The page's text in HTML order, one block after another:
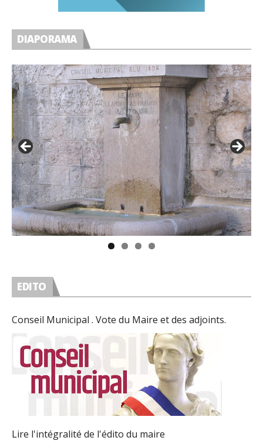
DIAPORAMA
EDITO
Conseil Municipal . Vote du Maire et des adjoints.
Lire l'intégralité de l'édito du maire